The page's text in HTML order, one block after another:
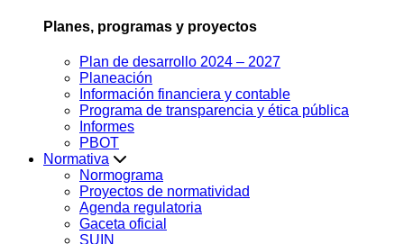
Planes, programas y proyectos
Plan de desarrollo 2024 – 2027
Planeación
Información financiera y contable
Programa de transparencia y ética pública
Informes
PBOT
Normativa
Normograma
Proyectos de normatividad
Agenda regulatoria
Gaceta oficial
SUIN